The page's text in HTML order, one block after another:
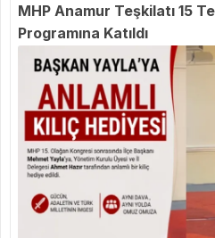
MHP Anamur Teşkilatı 15
Programına Katıldı